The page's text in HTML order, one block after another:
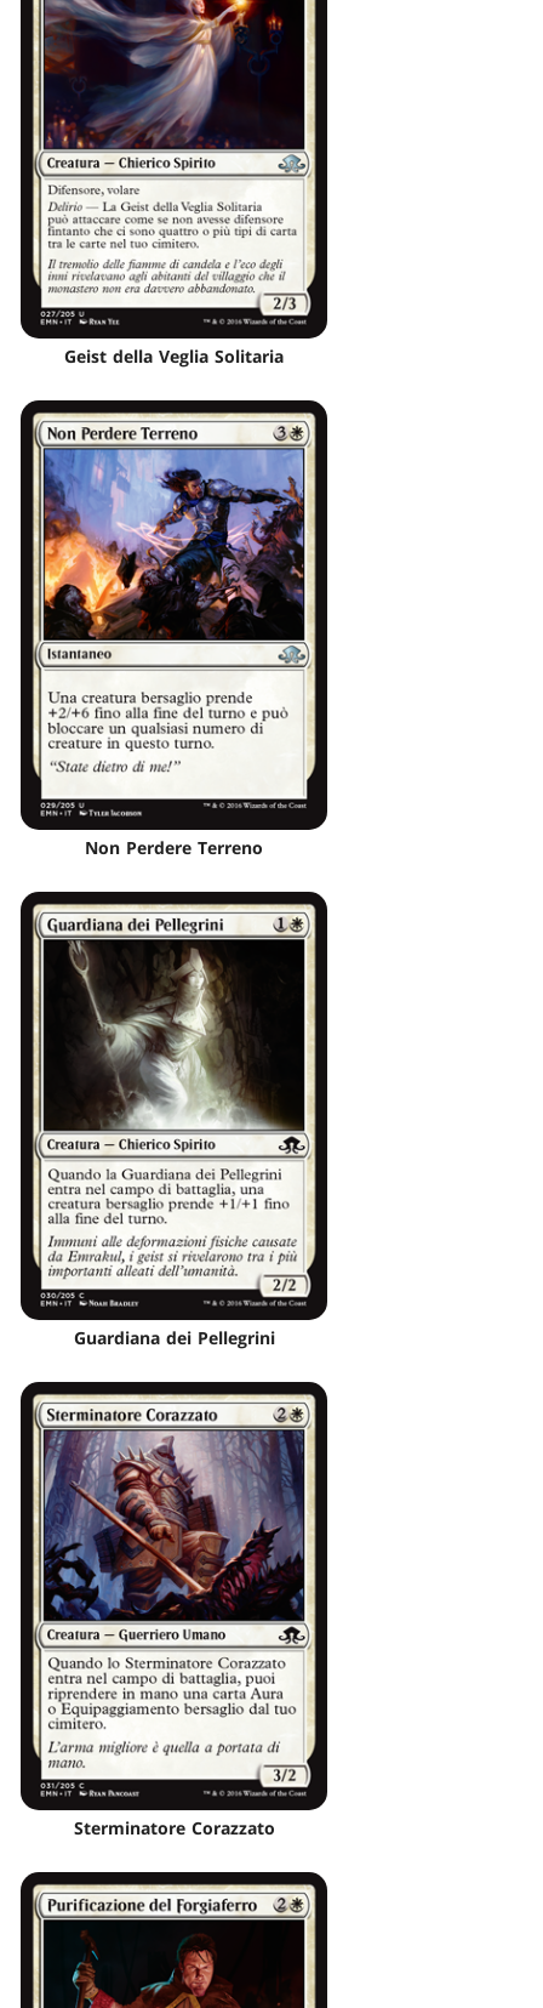
Geist della Veglia Solitaria
Non Perdere Terreno
Guardiana dei Pellegrini
Sterminatore Corazzato